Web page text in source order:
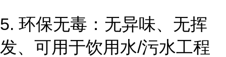
5. 环保无毒：无异味、无挥
发、可用于饮用水/污水工程